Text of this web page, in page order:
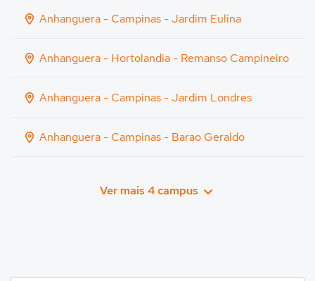
Anhanguera - Campinas - Jardim Eulina
Anhanguera - Hortolandia - Remanso Campineiro
Anhanguera - Campinas - Jardim Londres
Anhanguera - Campinas - Barao Geraldo
Ver mais 4 campus